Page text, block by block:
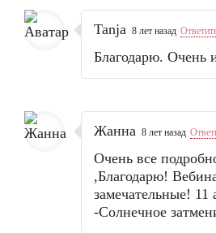
Tanja 8 лет назад
Благодарю. Очень
Жанна 8 лет назад
Очень все
,Благодарю!
замечательные! 11
-Солнечное